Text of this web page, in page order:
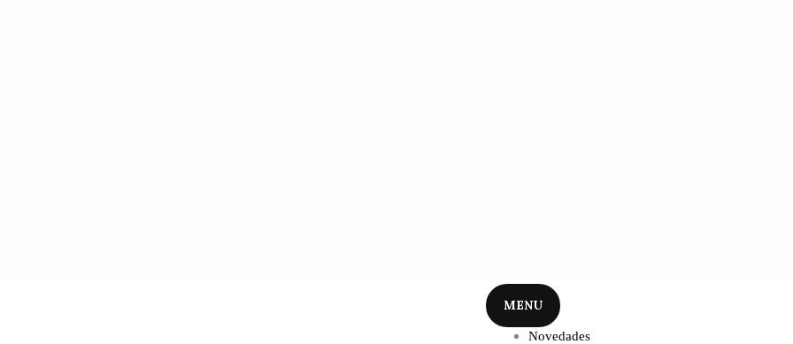
MENU
Novedades